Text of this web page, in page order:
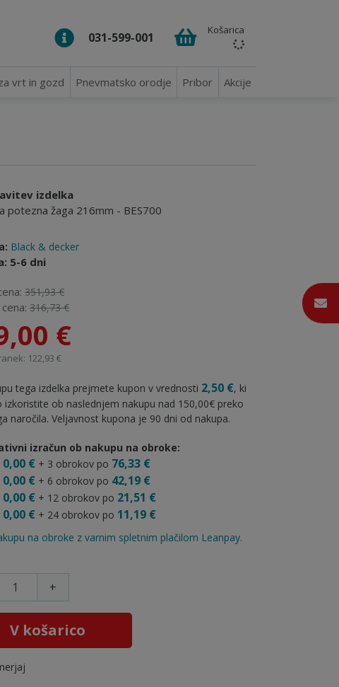
031-599-001 Košarica
vrt in gozd Pnevmatsko orodje Pribor Akcije
izdelka
potezna žaga 216mm - BES700
Black & decker
5-6 dni
351,93 €
316,73 €
€
122,93 €
tega izdelka prejmete kupon v vrednosti 2,50 €, ki
izkoristite ob naslednjem nakupu nad 150,00€ preko
naročila. Veljavnost kupona je 90 dni od nakupa.
izračun ob nakupu na obroke:
0,00 € + 3 obrokov po 76,33 €
0,00 € + 6 obrokov po 42,19 €
0,00 € + 12 obrokov po 21,51 €
0,00 € + 24 obrokov po 11,19 €
na obroke z varnim spletnim plačilom Leanpay.
+
V košarico